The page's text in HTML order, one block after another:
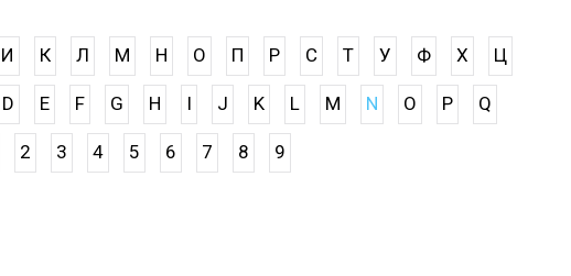
И К Л М Н О П Р С Т У Ф Х Ц
D E F G H I J K L M N O P Q
2 3 4 5 6 7 8 9